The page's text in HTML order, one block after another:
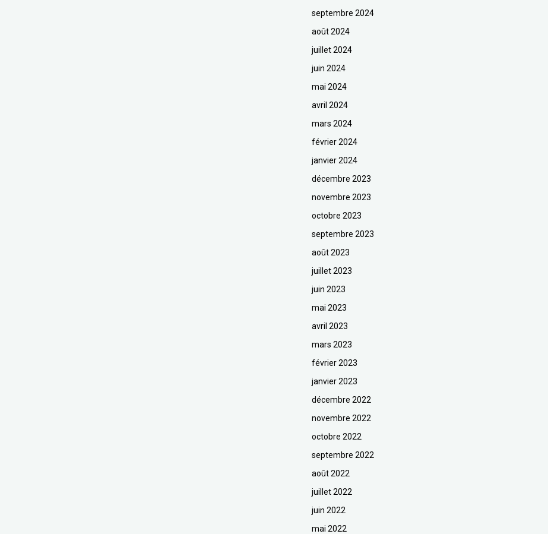
septembre 2024
août 2024
juillet 2024
juin 2024
mai 2024
avril 2024
mars 2024
février 2024
janvier 2024
décembre 2023
novembre 2023
octobre 2023
septembre 2023
août 2023
juillet 2023
juin 2023
mai 2023
avril 2023
mars 2023
février 2023
janvier 2023
décembre 2022
novembre 2022
octobre 2022
septembre 2022
août 2022
juillet 2022
juin 2022
mai 2022